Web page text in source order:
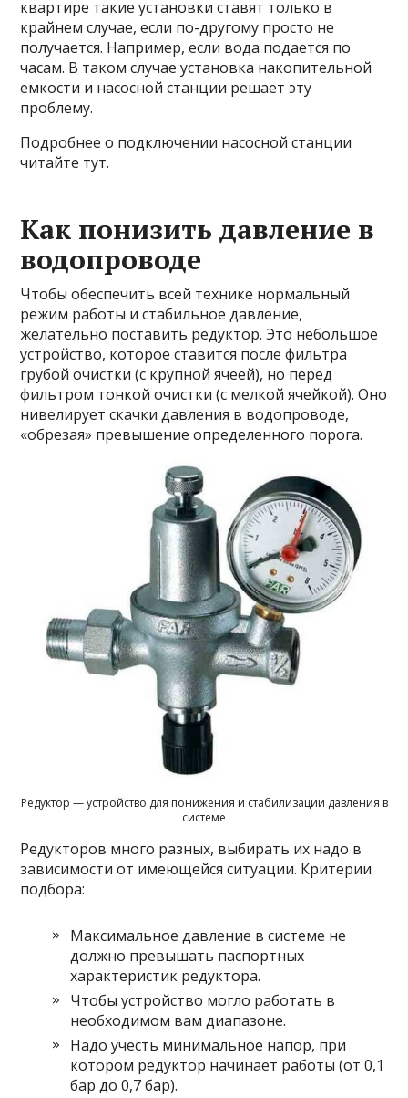
квартире такие установки ставят только в
крайнем случае, если по-другому просто не
получается. Например, если вода подается по
часам. В таком случае установка накопительной
емкости и насосной станции решает эту
проблему.
Подробнее о подключении насосной станции
читайте тут.
Как понизить давление в
водопроводе
Чтобы обеспечить всей технике нормальный
режим работы и стабильное давление,
желательно поставить редуктор. Это небольшое
устройство, которое ставится после фильтра
грубой очистки (с крупной ячеей), но перед
фильтром тонкой очистки (с мелкой ячейкой). Оно
нивелирует скачки давления в водопроводе,
«обрезая» превышение определенного порога.
Редуктор — устройство для понижения и стабилизации давления в
системе
Редукторов много разных, выбирать их надо в
зависимости от имеющейся ситуации. Критерии
подбора:
Максимальное давление в системе не
должно превышать паспортных
характеристик редуктора.
Чтобы устройство могло работать в
необходимом вам диапазоне.
Надо учесть минимальное напор, при
котором редуктор начинает работы (от 0,1
бар до 0,7 бар).